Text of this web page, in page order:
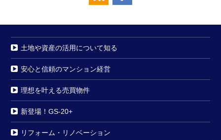
土地や資産の活用について知る
安心と信頼のマンション経営
理想を叶える売買物件
新登場！GS-20+
リフォーム・リノベーション